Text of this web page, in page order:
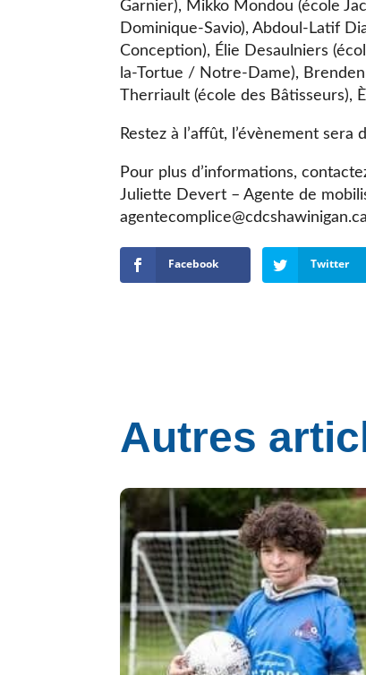
Garnier), Mikko Mondou (école
Dominique-Savio), Abdoul-Latif
Conception), Élie Desaulniers
la-Tortue / Notre-Dame),
Therriault (école des Bâtisseurs),
Restez à l’affût, l’évènement
Pour plus d’informations,
Juliette Devert – Agente de
agentecomplice@cdcshawinigan.ca
Facebook Twitter
Autres